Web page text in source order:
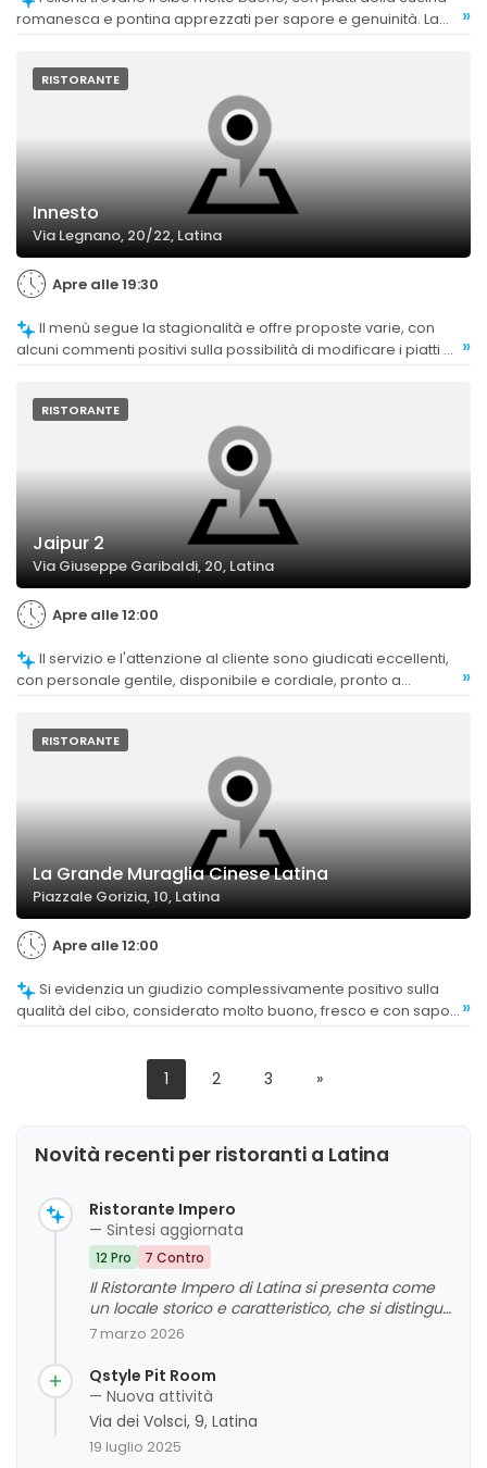
romanesca e pontina apprezzati per sapore e genuinità. La
bufala e l'amatriciana.
»
RISTORANTE
Innesto
Via Legnano, 20/22, Latina
Apre alle 19:30
alcuni commenti positivi sulla possibilità di modificare i piatti e »
RISTORANTE
Jaipur 2
Via Giuseppe Garibaldi, 20, Latina
Apre alle 12:00
con personale gentile, disponibile e cordiale, pronto a
»
RISTORANTE
La Grande Muraglia Cinese Latina
Piazzale Gorizia, 10, Latina
Apre alle 12:00
qualità del cibo, considerato molto buono, fresco e con sapori »
1 2 3 »
Novità recenti per ristoranti a Latina
Ristorante Impero
— Sintesi aggiornata
12 Pro 7 Contro
Il Ristorante Impero di Latina si presenta come
un locale storico e caratteristico, che si distingue
per la sua atmosfera d'altri tempi e la cucina
l'ambiente vintage e la qualità dei piatti semplici
ma autentici, spesso richiamanti ricette di una
volta e la cucina casalinga. Tuttavia, emergono
alcune criticità legate ai tempi di servizio e
all'aspetto del locale, che potrebbe beneficiare
7 marzo 2026
Qstyle Pit Room
— Nuova attività
Via dei Volsci, 9, Latina
19 luglio 2025